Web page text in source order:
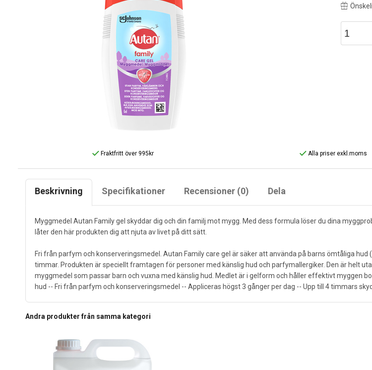
Fraktfritt över 995kr Alla priser exkl.moms
Beskrivning Specifikationer Recensioner (0) Dela
Myggmedel Autan Family gel skyddar dig och din familj mot mygg. Med dess formula löser du dina
låter den här produkten dig att njuta av livet på ditt sätt.
Fri från parfym och konserveringsmedel. Autan Family care gel är säker att använda på barns ömtåliga
timmar. Produkten är speciellt framtagen för personer med känslig hud och parfymallergiker. Den är helt
myggmedel som passar barn och vuxna med känslig hud. Medlet är i gelform och håller effektivt myggen
hud -- Fri från parfym och konserveringsmedel -- Appliceras högst 3 gånger per dag -- Upp till 4 timmars
Andra produkter från samma kategori